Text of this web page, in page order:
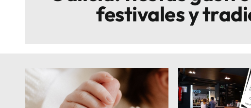
festivales y